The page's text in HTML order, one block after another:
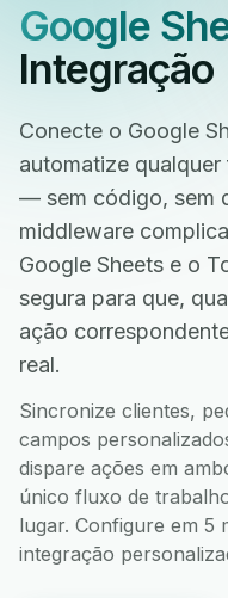
Google
Integração
Conecte o Google
automatize
— sem código, sem
middleware
Google Sheets e o
segura para que,
ação
real.
Sincronize clientes,
campos
dispare ações em
único fluxo de
lugar. Configure em 5
integração